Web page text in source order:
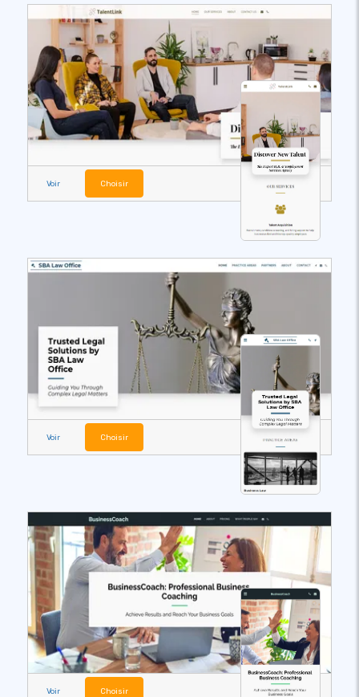
Voir Choisir
Voir Choisir
Voir Choisir